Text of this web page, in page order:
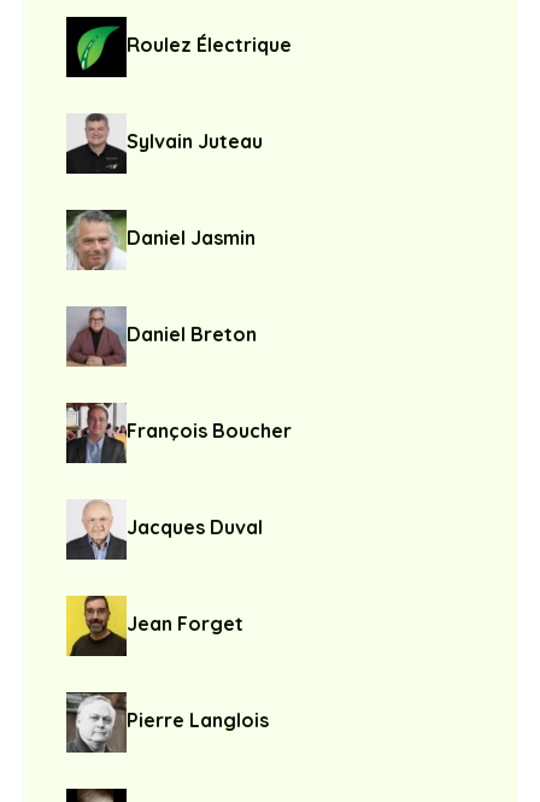
Roulez Électrique
Sylvain Juteau
Daniel Jasmin
Daniel Breton
François Boucher
Jacques Duval
Jean Forget
Pierre Langlois